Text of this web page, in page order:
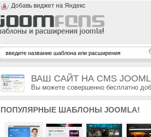
Добавь виджет на Яндекс
ВАШ САЙТ НА CMS
Вы можете совершенно бесплатно
ПОПУЛЯРНЫЕ ШАБЛОНЫ JOOMLA!